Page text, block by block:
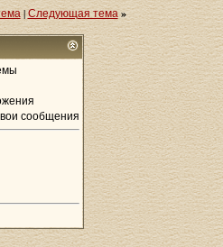
|Следующая тема »
сообщения